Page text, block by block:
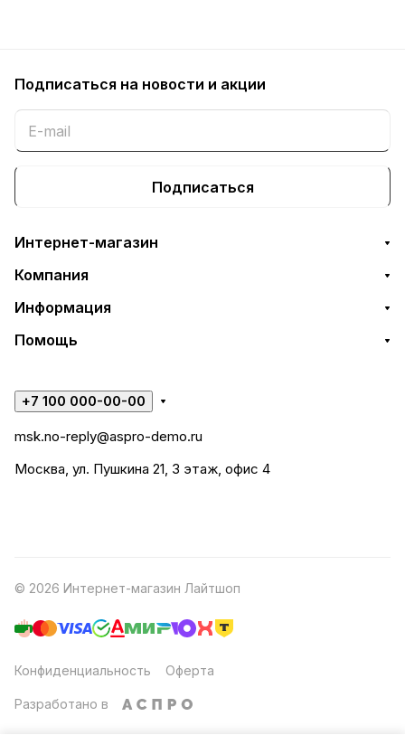
Подписаться на новости и акции
Подписаться
Интернет-магазин
Компания
Информация
Помощь
+7 100 000-00-00
msk.no-reply@aspro-demo.ru
Москва, ул. Пушкина 21, 3 этаж, офис 4
© 2026 Интернет-магазин Лайтшоп
Конфиденциальность Оферта
Разработано в